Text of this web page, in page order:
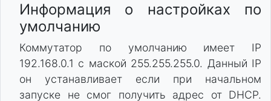
Информация о настройках по
умолчанию
Коммутатор по умолчанию имеет IP
192.168.0.1 с маской 255.255.255.0. Данный IP
он устанавливает если при начальном
запуске не смог получить адрес от DHCP.